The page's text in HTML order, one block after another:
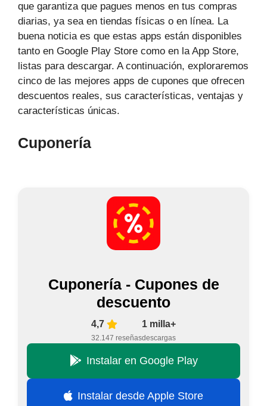
que garantiza que pagues menos en tus compras
diarias, ya sea en tiendas físicas o en línea. La
buena noticia es que estas apps están disponibles
tanto en Google Play Store como en la App Store,
listas para descargar. A continuación, exploraremos
cinco de las mejores apps de cupones que ofrecen
descuentos reales, sus características, ventajas y
características únicas.
Cuponería
Cuponería - Cupones de
descuento
4,7
32.147 reseñas
1 milla+
descargas
Instalar en Google Play
Instalar desde Apple Store